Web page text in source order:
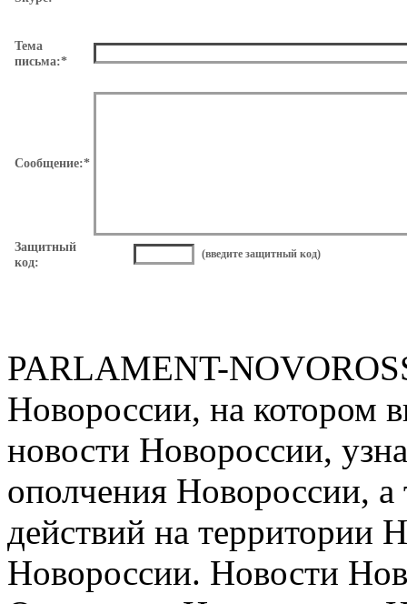
Тема
письма:*
Сообщение:*
Защитный
код:
(введите защитный код)
PARLAMENT-
Новороссии, на котором
новости Новороссии,
ополчения Новороссии, а
действий на территории
Новороссии. Новости